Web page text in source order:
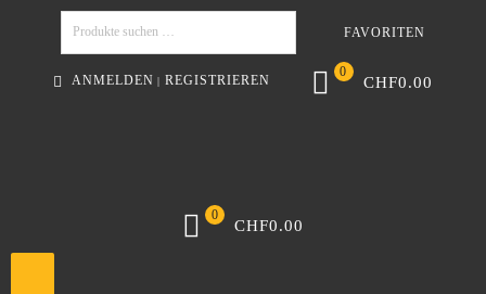
FAVORITEN
ANMELDEN | REGISTRIEREN CHF0.00
0
CHF0.00
0